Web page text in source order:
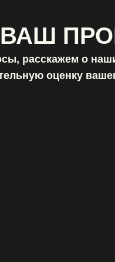
расскажем о
оценку